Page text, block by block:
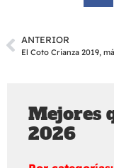
ANTERIOR
Mejores
2026